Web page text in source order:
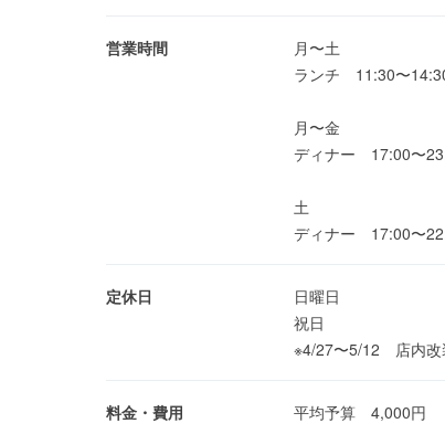
営業時間
月〜土
ランチ 11:30〜
月〜金
ディナー 17:00〜
土
ディナー 17:00〜
定休日
日曜日
祝日
※4/27〜5/12 店内改
料金・費用 平均予算 4,000円